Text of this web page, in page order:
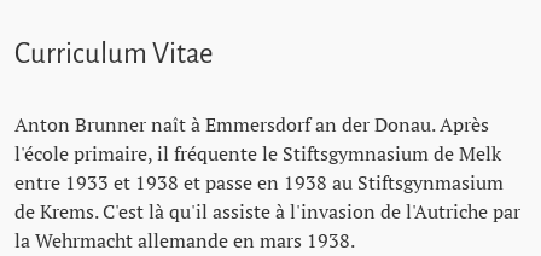
Curriculum Vitae
Anton Brunner naît à Emmersdorf an der Donau. Après
l'école primaire, il fréquente le Stiftsgymnasium de Melk
entre 1933 et 1938 et passe en 1938 au Stiftsgynmasium
de Krems. C'est là qu'il assiste à l'invasion de l'Autriche par
la Wehrmacht allemande en mars 1938.